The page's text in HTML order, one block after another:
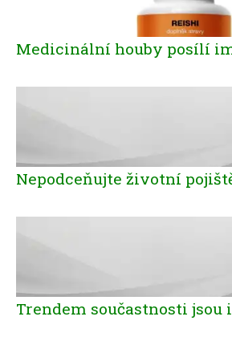
Medicinální houby posílí
Nepodceňujte životní
Trendem součastnosti